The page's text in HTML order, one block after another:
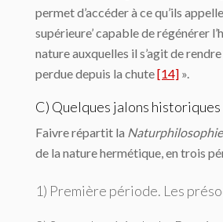
permet d’ac­céder à ce qu’ils
supérieure’ capable de régénérer
nature auxquelles il s’agit de
perdue depuis la chute[14] ».
C) Quelques jalons historiques
Faivre répartit la Naturphilosophie
de la nature hermétique, en trois
1) Première période. Les